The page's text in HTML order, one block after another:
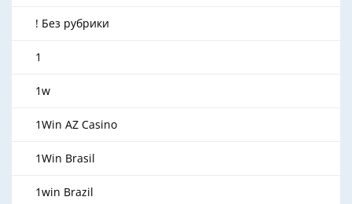
! Без рубрики
1
1w
1Win AZ Casino
1Win Brasil
1win Brazil